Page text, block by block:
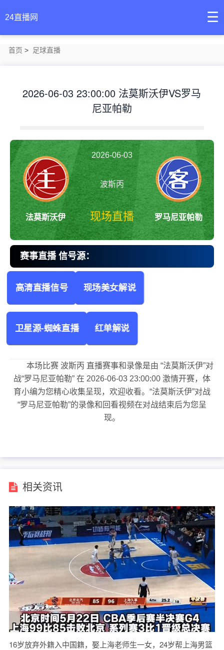
24直播网 ☰
首页 > 足球直播
2026-06-03 23:00:00 法莫斯沃伊VS罗马
尼亚帕勒
法莫斯沃伊
2026-06-03
23:00:00
波斯丙
现场直播 罗马尼亚帕勒
法莫斯沃伊vs罗马尼亚帕勒 波斯丙
赛事直播 信号源：
高清直播信号 现场美女解说
卫星源-蜘蛛直播 红单解说
本场比赛 波斯丙 直播赛事和录像是由 “法莫斯沃伊”对
战“罗马尼亚帕勒” 在 2026-06-03 23:00:00 激情开赛，体
育小编为您精心收集呈现，欢迎收看。“法莫斯沃伊”对战
“罗马尼亚帕勒”的录像和回看视频在对战结束后为您呈
现。
相关资讯
16岁放弃外籍入中国籍，娶上海老师生一女，24岁帮上海男篮